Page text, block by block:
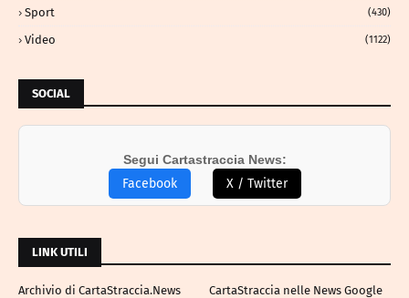
Sport (430)
Video (1122)
SOCIAL
Segui Cartastraccia News:
Facebook X / Twitter
LINK UTILI
Archivio di CartaStraccia.News
CartaStraccia nelle News Google